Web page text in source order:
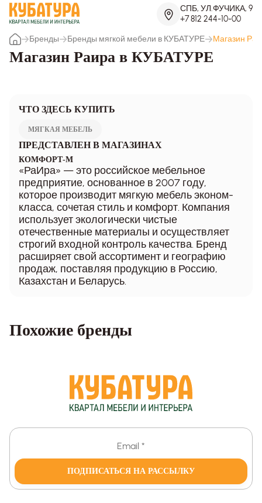
СПБ, УЛ.ФУЧИКА, 9
+7 812 244-10-00
Бренды
Бренды мягкой мебели в КУБАТУРЕ Магазин
Магазин Раира в КУБАТУРЕ
ЧТО ЗДЕСЬ КУПИТЬ
МЯГКАЯ МЕБЕЛЬ
ПРЕДСТАВЛЕН В МАГАЗИНАХ
КОМФОРТ-М
«РаИра» — это российское мебельное
предприятие, основанное в 2007 году,
которое производит мягкую мебель эконом-
класса, сочетая стиль и комфорт. Компания
использует экологически чистые
отечественные материалы и осуществляет
строгий входной контроль качества. Бренд
расширяет свой ассортимент и географию
продаж, поставляя продукцию в Россию,
Казахстан и Беларусь.
Похожие бренды
ПОДПИСАТЬСЯ НА РАССЫЛКУ